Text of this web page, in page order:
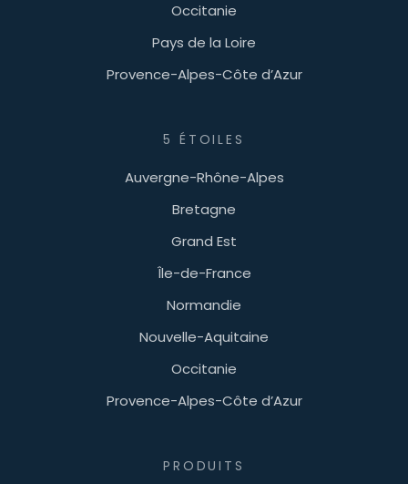
Occitanie
Pays de la Loire
Provence-Alpes-Côte d’Azur
5 ÉTOILES
Auvergne-Rhône-Alpes
Bretagne
Grand Est
Île-de-France
Normandie
Nouvelle-Aquitaine
Occitanie
Provence-Alpes-Côte d’Azur
PRODUITS